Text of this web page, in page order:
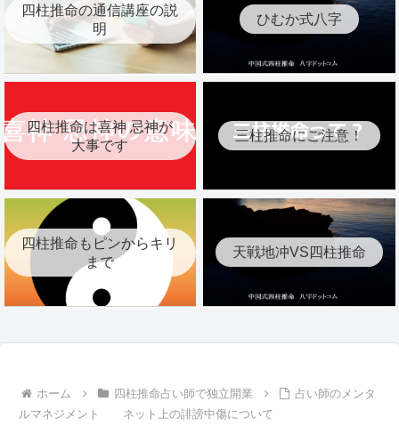
四柱推命の通信講座の説
明
ひむか式八字
四柱推命は喜神 忌神が
大事です
三柱推命にご注意！
四柱推命もピンからキリ
まで
天戦地冲VS四柱推命
ホーム 四柱推命占い師で独立開業
占い師のメンタ
ルマネジメント ネット上の誹謗中傷について